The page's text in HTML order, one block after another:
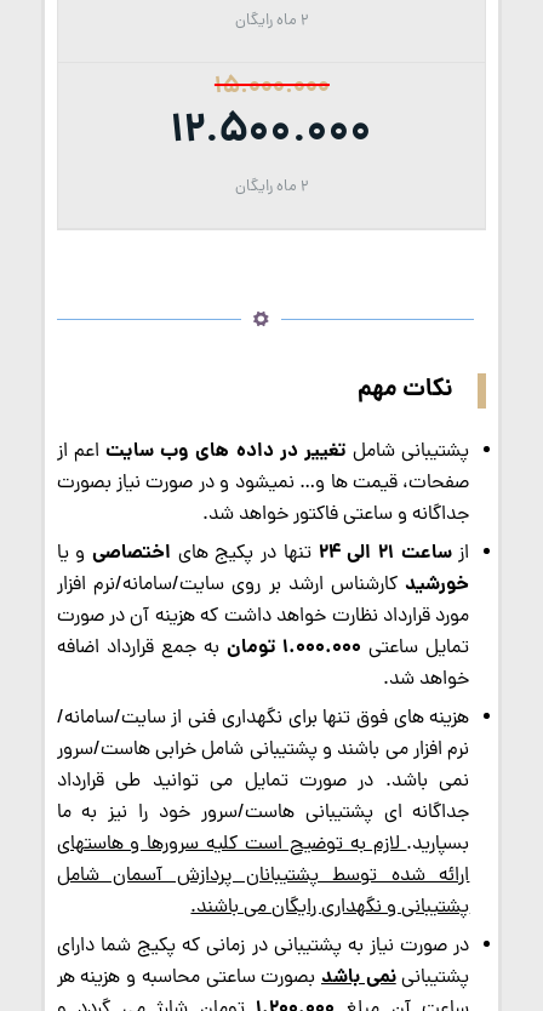
2 ماه رایگان
15.000.000
12.500.000
2 ماه رایگان
نکات مهم
پشتیبانی شامل تغییر در داده های وب سایتاعم از
صفحات، قیمت ها و… نمیشود و در صورت نیاز بصورت
جداگانه و ساعتی فاکتور خواهد شد.
ازساعت 21 الی 24 تنها در پکیج های اختصاصیو یا
خورشید کارشناس ارشد بر روی سایت/سامانه/نرم افزار
مورد قرارداد نظارت خواهد داشت که هزینه آن در صورت
تمایل ساعتی 1.000.000 تومان
به جمع قرارداد اضافه
خواهد شد.
هزینه های فوق تنها برای نگهداری فنی از سایت/سامانه/
نرم افزار می باشند و پشتیبانی شامل خرابی هاست/سرور
نمی باشد. در صورت تمایل می توانید طی قرارداد
جداگانه ای پشتیبانی هاست/سرور خود را نیز به ما
بسپارید.لازم به توضیح است کلیه سرورها و هاستهای
ارائه شده توسط پشتیبانان پردازش آسمان شامل
پشتیبانی و نگهداری رایگان می باشند.
در صورت نیاز به پشتیبانی در زمانی که پکیج شما دارای
پشتیبانینمی باشد بصورت ساعتی محاسبه و هزینه هر